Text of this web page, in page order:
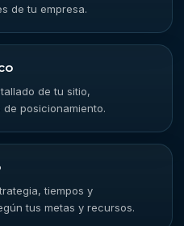
de tu empresa.
de tu sitio,
posicionamiento.
tiempos y
tus metas y recursos.